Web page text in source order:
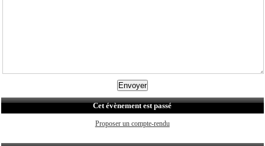
Cet évènement est passé
Proposer un compte-rendu